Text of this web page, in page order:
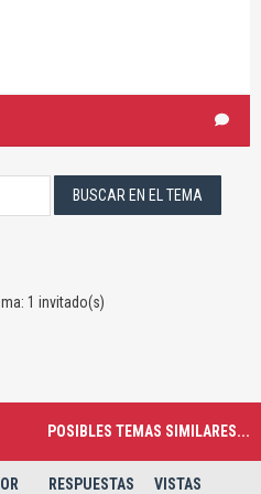
1 invitado(s)
POSIBLES TEMAS SIMILARES...
RESPUESTAS VISTAS